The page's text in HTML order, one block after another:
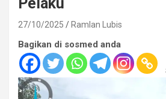
27/10/2025 Ramlan Lubis
Bagikan di sosmed anda